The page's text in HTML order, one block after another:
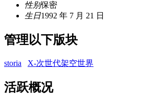
性别保密
生日1992 年 7 月 21 日
管理以下版块
storia X-次世代架空世界
活跃概况